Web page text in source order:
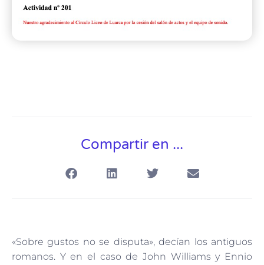
Compartir en ...
«Sobre gustos no se disputa», decían los antiguos
romanos. Y en el caso de John Williams y Ennio